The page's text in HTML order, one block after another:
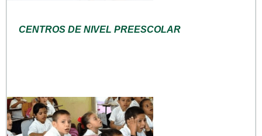
CENTROS DE NIVEL PREESCOLAR